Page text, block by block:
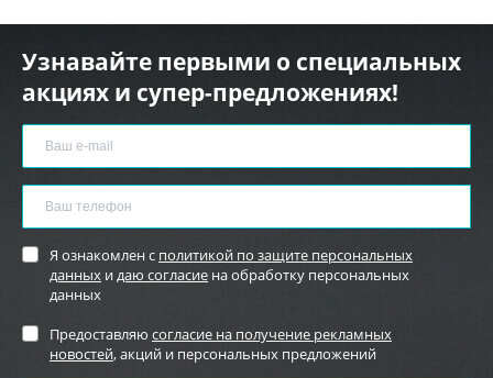
Узнавайте первыми о специальных
акциях и супер-предложениях!
Я ознакомлен с политикой по защите персональных
данных идаю согласие на обработку персональных
данных
Предоставляю согласие на получение рекламных
новостей, акций и персональных предложений